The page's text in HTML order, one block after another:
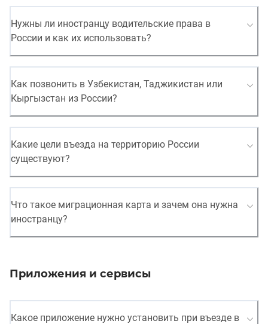
Нужны ли иностранцу водительские права в
России и как их использовать?
Как позвонить в Узбекистан, Таджикистан или
Кыргызстан из России?
Какие цели въезда на территорию России
существуют?
Что такое миграционная карта и зачем она нужна
иностранцу?
Приложения и сервисы
Какое приложение нужно установить при въезде в